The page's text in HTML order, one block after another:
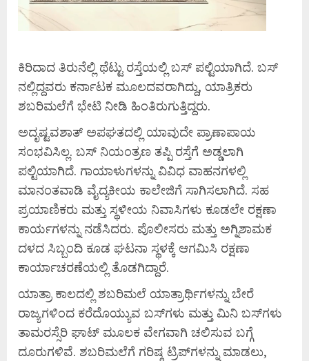
ಕಿರಿದಾದ ತಿರುನೆಲ್ಲಿ ಥೆಟ್ಟು ರಸ್ತೆಯಲ್ಲಿ ಬಸ್ ಪಲ್ಟಿಯಾಗಿದೆ. ಬಸ್
ನಲ್ಲಿದ್ದವರು ಕರ್ನಾಟಕ ಮೂಲದವರಾಗಿದ್ದು, ಯಾತ್ರಿಕರು
ಶಬರಿಮಲೆಗೆ ಭೇಟಿ ನೀಡಿ ಹಿಂತಿರುಗುತ್ತಿದ್ದರು.
ಅದೃಷ್ಟವಶಾತ್ ಅಪಘತದಲ್ಲಿ ಯಾವುದೇ ಪ್ರಾಣಾಪಾಯ
ಸಂಭವಿಸಿಲ್ಲ. ಬಸ್ ನಿಯಂತ್ರಣ ತಪ್ಪಿ ರಸ್ತೆಗೆ ಅಡ್ಡಲಾಗಿ
ಪಲ್ಟಿಯಾಗಿದೆ. ಗಾಯಾಳುಗಳನ್ನು ವಿವಿಧ ವಾಹನಗಳಲ್ಲಿ
ಮಾನಂತವಾಡಿ ವೈದ್ಯಕೀಯ ಕಾಲೇಜಿಗೆ ಸಾಗಿಸಲಾಗಿದೆ. ಸಹ
ಪ್ರಯಾಣಿಕರು ಮತ್ತು ಸ್ಥಳೀಯ ನಿವಾಸಿಗಳು ಕೂಡಲೇ ರಕ್ಷಣಾ
ಕಾರ್ಯಗಳನ್ನು ನಡೆಸಿದರು. ಪೊಲೀಸರು ಮತ್ತು ಅಗ್ನಿಶಾಮಕ
ದಳದ ಸಿಬ್ಬಂದಿ ಕೂಡ ಘಟನಾ ಸ್ಥಳಕ್ಕೆ ಆಗಮಿಸಿ ರಕ್ಷಣಾ
ಕಾರ್ಯಾಚರಣೆಯಲ್ಲಿ ತೊಡಗಿದ್ದಾರೆ.
ಯಾತ್ರಾ ಕಾಲದಲ್ಲಿ ಶಬರಿಮಲೆ ಯಾತ್ರಾರ್ಥಿಗಳನ್ನು ಬೇರೆ
ರಾಜ್ಯಗಳಿಂದ ಕರೆದೊಯ್ಯುವ ಬಸ್‌ಗಳು ಮತ್ತು ಮಿನಿ ಬಸ್‌ಗಳು
ತಾಮರಸ್ಸೆರಿ ಘಾಟ್ ಮೂಲಕ ವೇಗವಾಗಿ ಚಲಿಸುವ ಬಗ್ಗೆ
ದೂರುಗಳಿವೆ. ಶಬರಿಮಲೆಗೆ ಗರಿಷ್ಠ ಟ್ರಿಪ್‌ಗಳನ್ನು ಮಾಡಲು,